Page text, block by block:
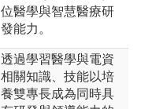
位醫學與智慧醫療研
發能力。
透過學習醫學與電資
相關知識、技能以培
養雙專長成為同時具